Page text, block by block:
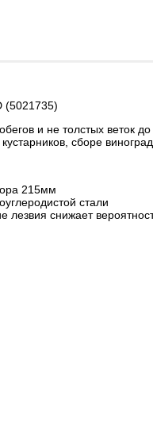
(5021735)
и не толстых веток
сборе
215мм
стали
лезвия снижает